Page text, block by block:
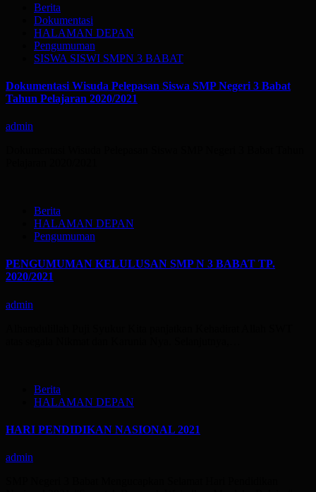
Berita
Dokumentasi
HALAMAN DEPAN
Pengumuman
SISWA SISWI SMPN 3 BABAT
Dokumentasi Wisuda Pelepasan Siswa SMP Negeri 3 Babat
Tahun Pelajaran 2020/2021
admin
Berita
HALAMAN DEPAN
Pengumuman
PENGUMUMAN KELULUSAN SMP N 3 BABAT TP.
2020/2021
admin
Berita
HALAMAN DEPAN
HARI PENDIDIKAN NASIONAL 2021
admin